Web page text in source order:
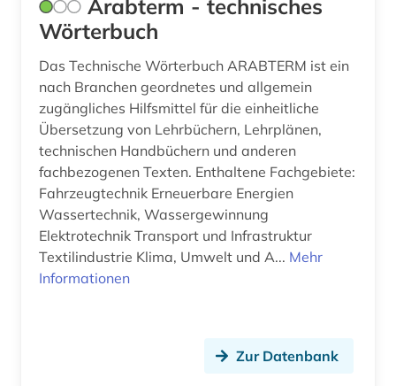
feuer (1)
fid geschichtswissenschaft (1)
filme (1)
filmwissenschaft (1)
Arabterm - technisches
Wörterbuch
Das Technische Wörterbuch ARABTERM ist ein
nach Branchen geordnetes und allgemein
zugängliches Hilfsmittel für die einheitliche
Übersetzung von Lehrbüchern, Lehrplänen,
technischen Handbüchern und anderen
fachbezogenen Texten. Enthaltene Fachgebiete:
Fahrzeugtechnik Erneuerbare Energien
Wassertechnik, Wassergewinnung
Elektrotechnik Transport und Infrastruktur
Textilindustrie Klima, Umwelt und A... Mehr
Informationen
Zur Datenbank